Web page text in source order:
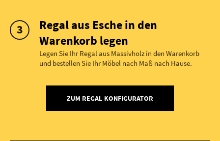
Regal aus Esche in den
Warenkorb legen
Legen Sie Ihr Regal aus Massivholz in den Warenkorb
und bestellen Sie Ihr Möbel nach Maß nach Hause.
ZUM REGAL-KONFIGURATOR